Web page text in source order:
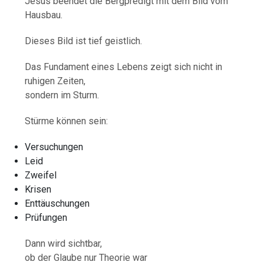
Hausbau.
Dieses Bild ist tief geistlich.
Das Fundament eines Lebens zeigt sich nicht in
ruhigen Zeiten,
sondern im Sturm.
Stürme können sein:
Versuchungen
Leid
Zweifel
Krisen
Enttäuschungen
Prüfungen
Dann wird sichtbar,
ob der Glaube nur Theorie war